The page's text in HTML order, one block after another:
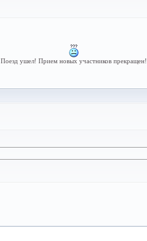
Поезд ушел! Прием новых участников прекращен!